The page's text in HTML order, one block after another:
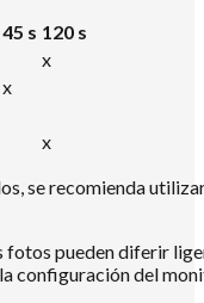
45 s 120 s
x
x
x
se recomienda
fotos pueden diferir
configuración del